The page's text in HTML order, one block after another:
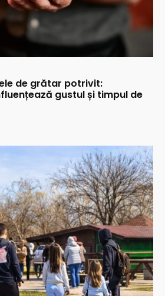
de grătar potrivit:
gustul și timpul de